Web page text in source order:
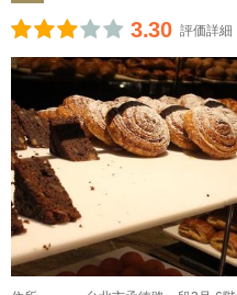
3.30 評価詳細